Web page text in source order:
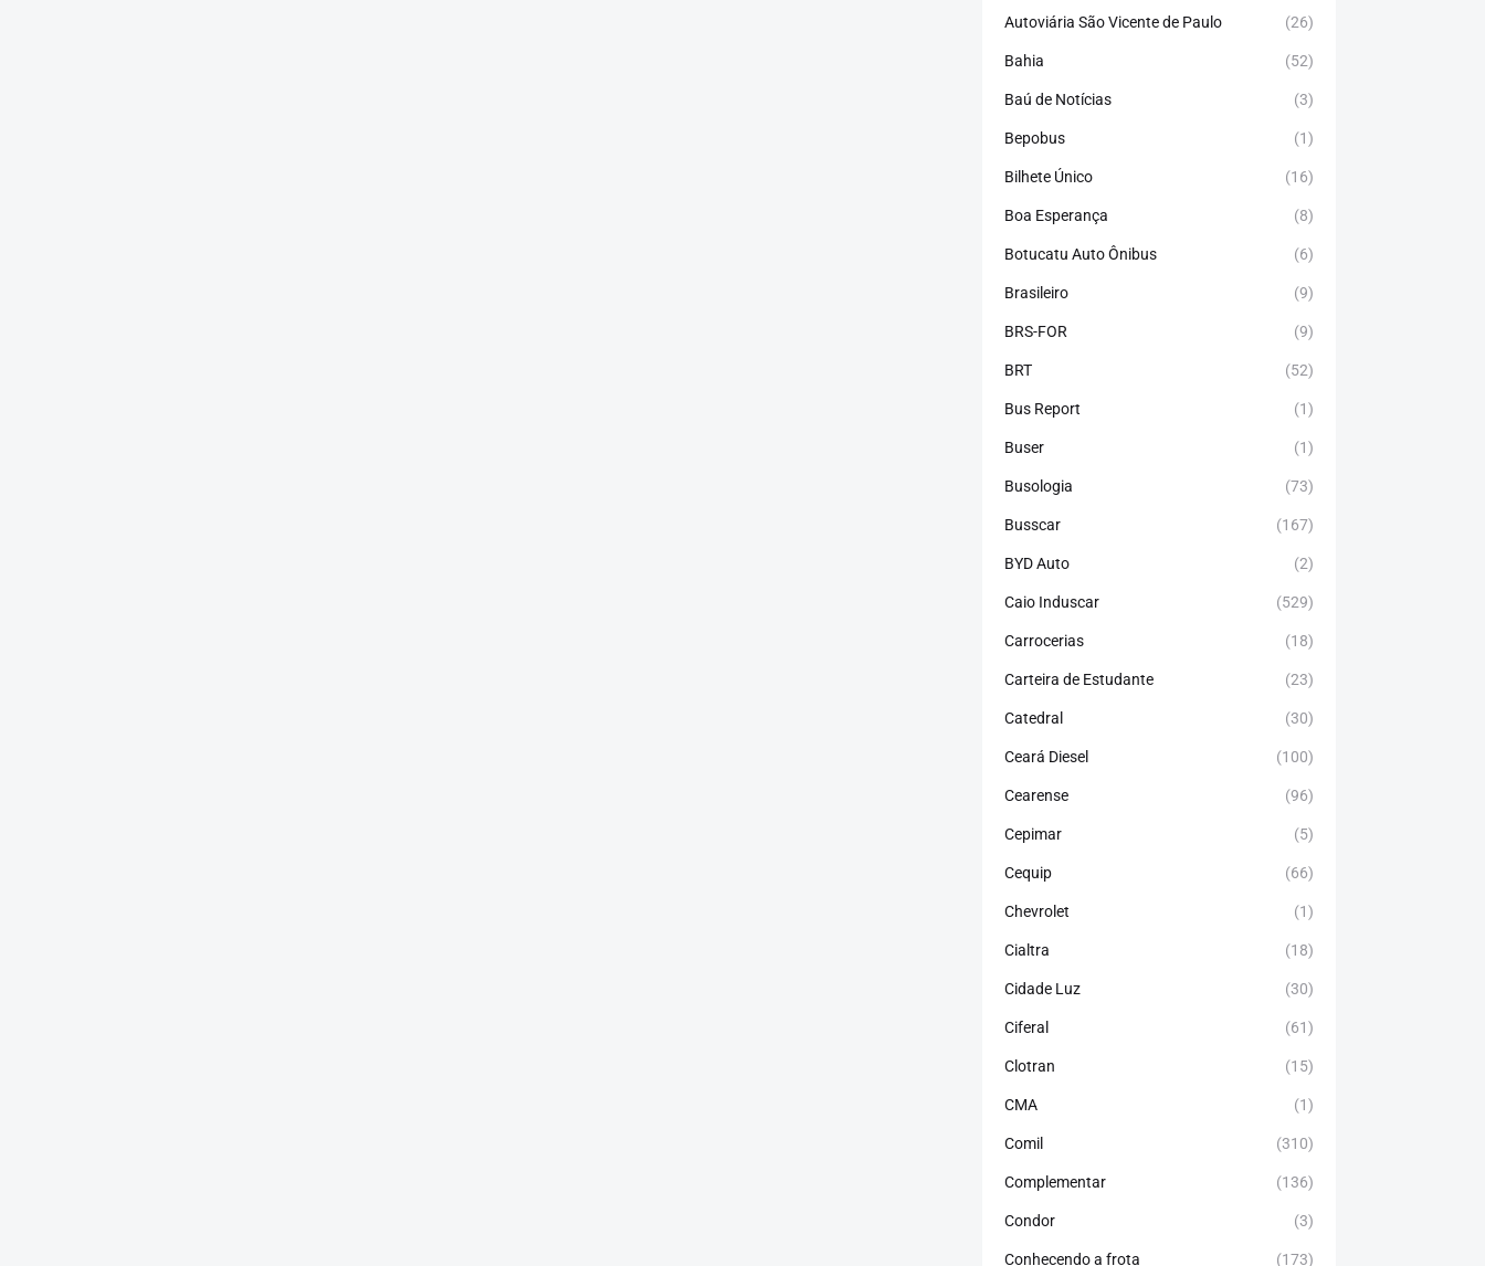
Autoviária São Vicente de Paulo (26)
Bahia (52)
Baú de Notícias (3)
Bepobus (1)
Bilhete Único (16)
Boa Esperança (8)
Botucatu Auto Ônibus (6)
Brasileiro (9)
BRS-FOR (9)
BRT (52)
Bus Report (1)
Buser (1)
Busologia (73)
Busscar (167)
BYD Auto (2)
Caio Induscar (529)
Carrocerias (18)
Carteira de Estudante (23)
Catedral (30)
Ceará Diesel (100)
Cearense (96)
Cepimar (5)
Cequip (66)
Chevrolet (1)
Cialtra (18)
Cidade Luz (30)
Ciferal (61)
Clotran (15)
CMA (1)
Comil (310)
Complementar (136)
Condor (3)
Conhecendo a frota (173)